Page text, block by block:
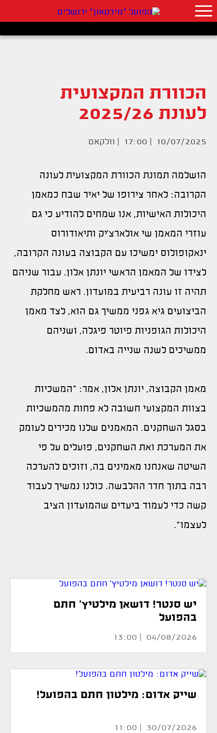
הכוורת המקצועית
לעונת 2025/26
10/07/2025 | 17:00 | וולקאם
הושלמה תמונת הכוורת המקצועית לעונה
הקרובה: לאחר צירופו של יאיר שבח כמאמן
היכולות האישיות, אנו שמחים להודיע כי גם
עוזרי המאמן שי אולארצ'יק ותיאודורוס
ינאקופולוס ימשיכו עם הקבוצה בעונה הקרובה,
לצידו של המאמן הראשי יונתן אלון. עבור שניהם
תהיה זו עונה רביעית במועדון. ראש מחלקת
הביצועים גיא גפני ממשיך גם הוא, לצד מאמן
היכולות הגופניות פיוטר פיגלה, ושניהם
ממשיכים לשנה שנייה באדום.
מאמן הקבוצה, יונתן אלון, אמר: "המשכיות
בצוות המקצועי חשובה לא פחות מהמשכיות
בסגל השחקנים. המאמנים שלנו מכירים לעומק
את המערכת ואת השחקנים, פועלים על פי
השיטה שאנחנו מאמינים בה, וזוכים להערכה
רבה בתוך חדר ההלבשה. כולנו נמשיך לעבוד
קשה כדי לעמוד ביעדים שהמועדון הציב
לעצמו".
יש סנטר! דושאן מילטיץ' חתם
בהפועל
04/08/2026 | 13:00
שייק אדום: מילטון חתם בהפועל!
30/07/2026 | 11:00